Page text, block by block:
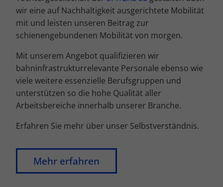
wir eine auf Nachhaltigkeit ausgerichtete Mobilität
mit und leisten unseren Beitrag zur
schienengebundenen Mobilität von morgen.
Mit unserem Angebot qualifizieren wir
bahninfrastrukturrelevante Personale ebenso wie
viele weitere essenzielle Berufsgruppen und
unterstützen so die hohe Qualität aller
Arbeitsbereiche innerhalb unserer Branche.
Erfahren Sie mehr über unser Selbstverständnis.
Mehr erfahren